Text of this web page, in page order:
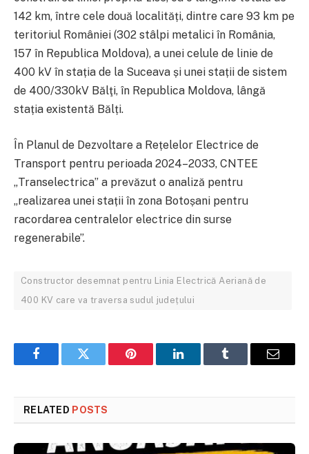
142 km, între cele două localități, dintre care 93 km pe
teritoriul României (302 stâlpi metalici în România,
157 în Republica Moldova), a unei celule de linie de
400 kV în stația de la Suceava și unei stații de sistem
de 400/330kV Bălţi, în Republica Moldova, lângă
stația existentă Bălți.
În Planul de Dezvoltare a Rețelelor Electrice de
Transport pentru perioada 2024–2033, CNTEE
„Transelectrica” a prevăzut o analiză pentru
„realizarea unei stații în zona Botoșani pentru
racordarea centralelor electrice din surse
regenerabile”.
Constructor desemnat pentru Linia Electrică Aeriană de
400 KV care va traversa sudul județului
FacebookTwitter Pinterest LinkedInTumblr Email
RELATED POSTS